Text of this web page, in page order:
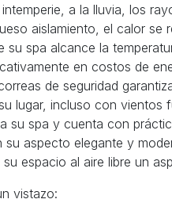
a la lluvia, los
aislamiento, el calor se
su spa alcance la
en costos de
de seguridad
lugar, incluso con vientos
su spa y cuenta con
su aspecto elegante y
su espacio al aire libre un
vistazo: